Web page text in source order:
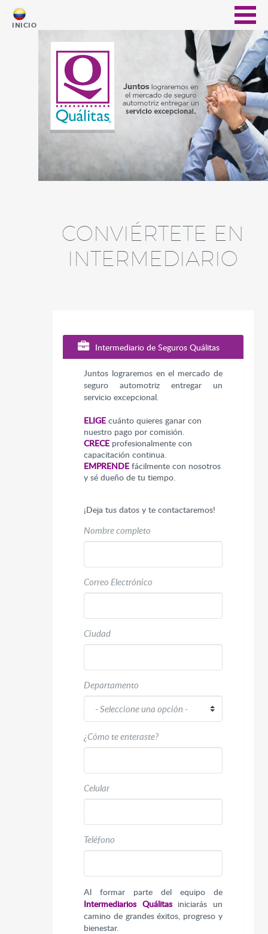
INICIO
CONVIÉRTETE EN
INTERMEDIARIO
Intermediario de Seguros Quálitas
Juntos lograremos en el mercado de
seguro automotriz entregar un
servicio excepcional.
ELIGE cuánto quieres ganar con
nuestro pago por comisión.
CRECE profesionalmente con
capacitación continua.
EMPRENDE fácilmente con nosotros
y sé dueño de tu tiempo.
¡Deja tus datos y te contactaremos!
Nombre completo
Correo Electrónico
Ciudad
Departamento
¿Cómo te enteraste?
Celular
Teléfono
Al formar parte del equipo de
Intermediarios Quálitas iniciarás un
camino de grandes éxitos, progreso y
bienestar.